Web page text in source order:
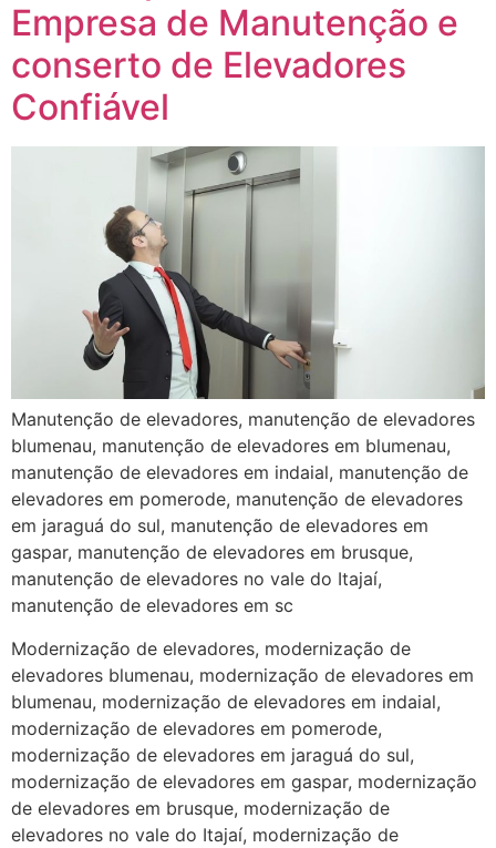
Empresa de Manutenção e
conserto de Elevadores
Confiável
Manutenção de elevadores, manutenção de elevadores
blumenau, manutenção de elevadores em blumenau,
manutenção de elevadores em indaial, manutenção de
elevadores em pomerode, manutenção de elevadores
em jaraguá do sul, manutenção de elevadores em
gaspar, manutenção de elevadores em brusque,
manutenção de elevadores no vale do Itajaí,
manutenção de elevadores em sc
Modernização de elevadores, modernização de
elevadores blumenau, modernização de elevadores em
blumenau, modernização de elevadores em indaial,
modernização de elevadores em pomerode,
modernização de elevadores em jaraguá do sul,
modernização de elevadores em gaspar, modernização
de elevadores em brusque, modernização de
elevadores no vale do Itajaí, modernização de